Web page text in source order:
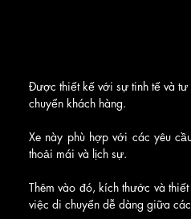
Được thiết kế với sự tinh tế và
chuyển khách hàng.
Xe này phù hợp với các yêu
thoải mái và lịch sự.
Thêm vào đó, kích thước và
việc di chuyển dễ dàng giữa